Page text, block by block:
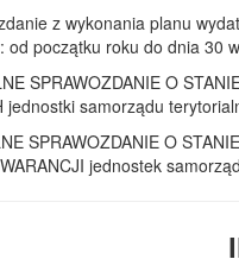
z wykonania planu
od początku roku do dnia 30
SPRAWOZDANIE O
jednostki samorządu
SPRAWOZDANIE O
jednostek